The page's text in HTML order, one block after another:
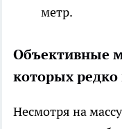
метр.
Объективные
которых редко
Несмотря на